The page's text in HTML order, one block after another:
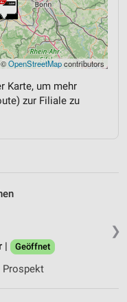
©OpenStreetMapcontributors
Karte, um mehr
zur Filiale zu
❯
|
Geöffnet
Prospekt